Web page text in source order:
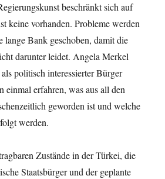
beschränkt sich auf
keine vorhanden. Probleme werden
lange Bank geschoben, damit die
darunter leidet. Angela Merkel
politisch interessierter Bürger
einmal erfahren, was aus all den
geworden ist und welche
werden.
Zustände in der Türkei, die
Staatsbürger und der geplante